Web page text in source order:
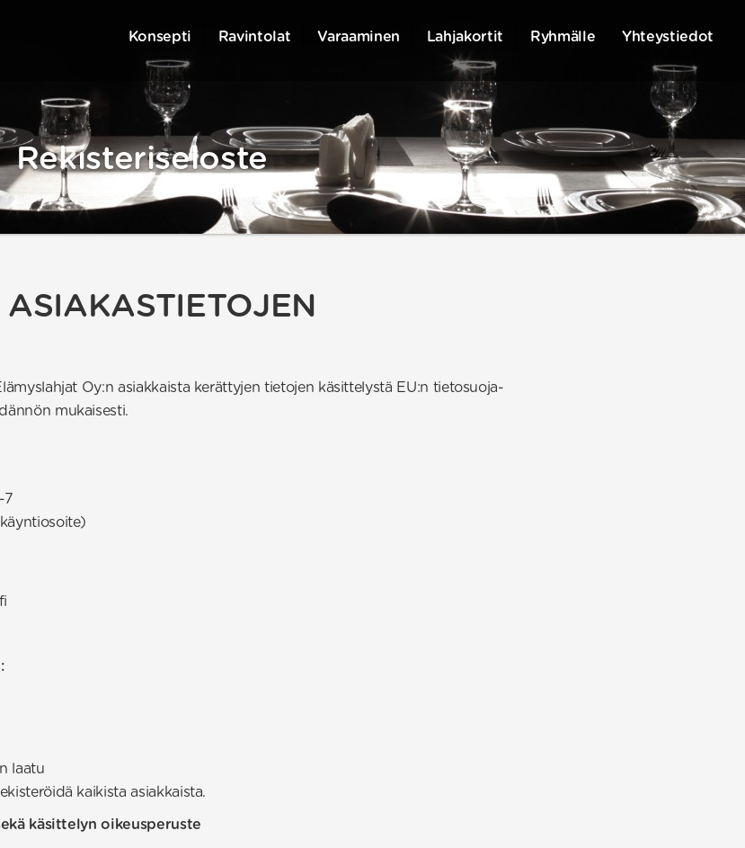
Konsepti Ravintolat Varaaminen Lahjakortit Ryhmälle Yhteystiedot
Rekisteriseloste
Oy:n asiakkaista kerättyjen tietojen käsittelystä EU:n tietosuoja-
mukaisesti.
7
laatu
kaikista asiakkaista.
käsittelyn oikeusperuste